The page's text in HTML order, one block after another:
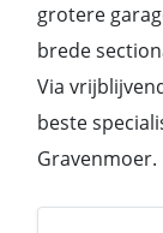
grotere
brede
Via
beste
Gravenmoer.